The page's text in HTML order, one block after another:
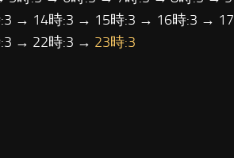
→ 14時:3 → 15時:3 → 16時:3 → 17
→ 22時:3 → 23時:3